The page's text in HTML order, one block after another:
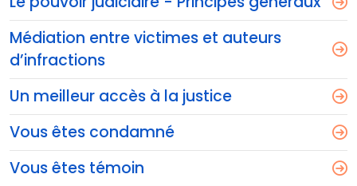
Médiation entre victimes et auteurs
d’infractions
Un meilleur accès à la justice
Vous êtes condamné
Vous êtes témoin